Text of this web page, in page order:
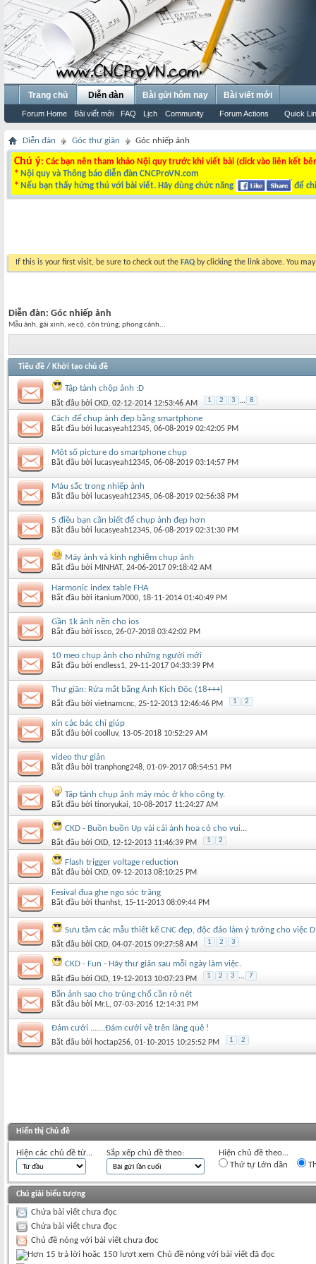
Trang chủ Diễn đàn
Forum Home Bài viết mới FAQ Lịch Community Forum Actions Quick
Bài gửi hôm nay Bài viết mới
Diễn đàn Góc thư giãn Góc nhiếp ảnh
Chú ý: Các bạn nên tham khảo Nội quy trước khi viết bài (click vào liên kết
* Nội quy và Thông báo diễn đàn CNCProVN.com
* Nếu bạn thấy hứng thú với bài viết. Hãy dùng chức năng để
If this is your first visit, be sure to check out the FAQ by clicking the link above. You
Diễn đàn: Góc nhiếp ảnh
Mẫu ảnh, gái xinh, xe cộ, côn trùng, phong cảnh...
Tiêu đề / Khởi tạo chủ đề
Tập tành chộp ảnh :D
Bắt đầu bởi CKD‎, 02-12-2014 12:53:46 AM 1 2 3 ... 8
Cách để chụp ảnh đẹp bằng smartphone
Bắt đầu bởi lucasyeah12345‎, 06-08-2019 02:42:05 PM
Một số picture do smartphone chụp
Bắt đầu bởi lucasyeah12345‎, 06-08-2019 03:14:57 PM
Màu sắc trong nhiếp ảnh
Bắt đầu bởi lucasyeah12345‎, 06-08-2019 02:56:38 PM
5 điều bạn cần biết để chụp ảnh đẹp hơn
Bắt đầu bởi lucasyeah12345‎, 06-08-2019 02:31:30 PM
Máy ảnh và kinh nghiệm chụp ảnh
Bắt đầu bởi MINHAT‎, 24-06-2017 09:18:42 AM
Harmonic index table FHA
Bắt đầu bởi itanium7000‎, 18-11-2014 01:40:49 PM
Gần 1k ảnh nền cho ios
Bắt đầu bởi issco‎, 26-07-2018 03:42:02 PM
10 mẹo chụp ảnh cho những người mới
Bắt đầu bởi endless1‎, 29-11-2017 04:33:39 PM
Thư giãn: Rửa mắt bằng Ảnh Kịch Độc (18+++)
Bắt đầu bởi vietnamcnc‎, 25-12-2013 12:46:46 PM 1 2
xin các bác chỉ giúp
Bắt đầu bởi coolluv‎, 13-05-2018 10:52:29 AM
video thư giản
Bắt đầu bởi tranphong248‎, 01-09-2017 08:54:51 PM
Tập tành chụp ảnh máy móc ở kho công ty.
Bắt đầu bởi tinoryukai‎, 10-08-2017 11:24:27 AM
CKD - Buồn buồn Up vài cái ảnh hoa cỏ cho vui...
Bắt đầu bởi CKD‎, 12-12-2013 11:46:39 PM 1 2
Flash trigger voltage reduction
Bắt đầu bởi CKD‎, 09-12-2013 08:10:25 PM
Fesival đua ghe ngo sóc trăng
Bắt đầu bởi thanhst‎, 15-11-2013 08:09:44 PM
Sưu tầm các mẫu thiết kế CNC đẹp, độc đáo làm ý tưởng cho việc
Bắt đầu bởi CKD‎, 04-07-2015 09:27:58 AM 1 2 3
CKD - Fun - Hãy thư giản sau mỗi ngày làm việc.
Bắt đầu bởi CKD‎, 19-12-2013 10:07:23 PM 1 2 3 ... 7
Bắn ảnh sao cho trúng chổ cần rỏ nét
Bắt đầu bởi Mr.L‎, 07-03-2016 12:14:31 PM
Đám cưới .......Đám cưới về trên làng quê !
Bắt đầu bởi hoctap256‎, 01-10-2015 10:25:52 PM 1 2
Hiển thị Chủ đề
Hiện các chủ đề từ... Sắp xếp chủ đề theo:
Hiện chủ đề theo...
Thứ tự Lớn dần
Chú giải biểu tượng
Chứa bài viết chưa đọc
Chứa bài viết chưa đọc
Chủ đề nóng với bài viết chưa đọc
Chủ đề nóng với bài viết đã đọc